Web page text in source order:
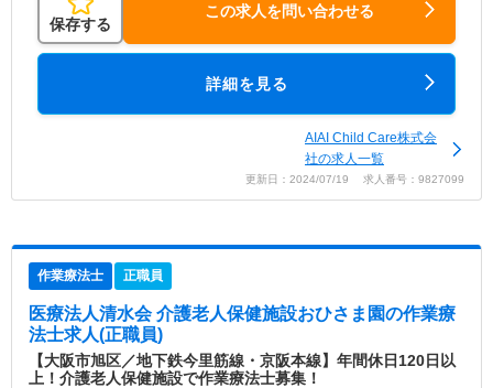
保存する
この求人を問い合わせる
詳細を見る
AIAI Child Care株式会
社の求人一覧
更新日：2024/07/19 求人番号：9827099
作業療法士 正職員
医療法人清水会 介護老人保健施設おひさま園の作業療
法士求人(正職員)
【大阪市旭区／地下鉄今里筋線・京阪本線】年間休日120日以
上！介護老人保健施設で作業療法士募集！